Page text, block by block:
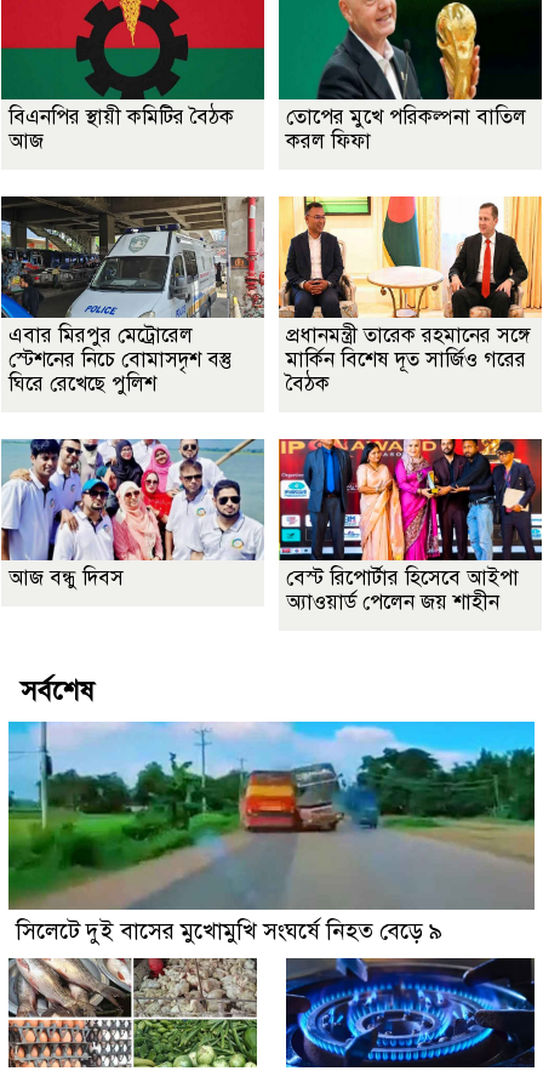
বিএনপির স্থায়ী কমিটির বৈঠক
আজ
তোপের মুখে পরিকল্পনা বাতিল
করল ফিফা
এবার মিরপুর মেট্রোরেল
স্টেশনের নিচে বোমাসদৃশ বস্তু
ঘিরে রেখেছে পুলিশ
প্রধানমন্ত্রী তারেক রহমানের সঙ্গে
মার্কিন বিশেষ দূত সার্জিও গরের
বৈঠক
আজ বন্ধু দিবস
বেস্ট রিপোর্টার হিসেবে আইপা
অ্যাওয়ার্ড পেলেন জয় শাহীন
সর্বশেষ
সিলেটে দুই বাসের মুখোমুখি সংঘর্ষে নিহত বেড়ে ৯